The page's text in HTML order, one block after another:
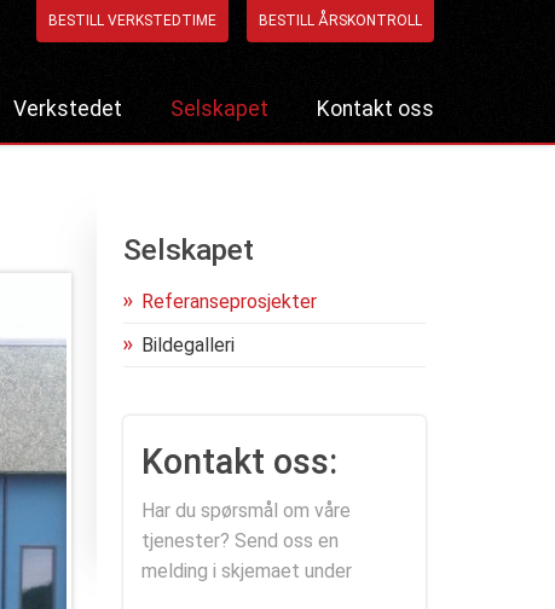
BESTILL VERKSTEDTIME BESTILL ÅRSKONTROLL
Verkstedet Selskapet Kontakt oss
Selskapet
Referanseprosjekter
Bildegalleri
Kontakt oss:
Har du spørsmål om våre
tjenester? Send oss en
melding i skjemaet under